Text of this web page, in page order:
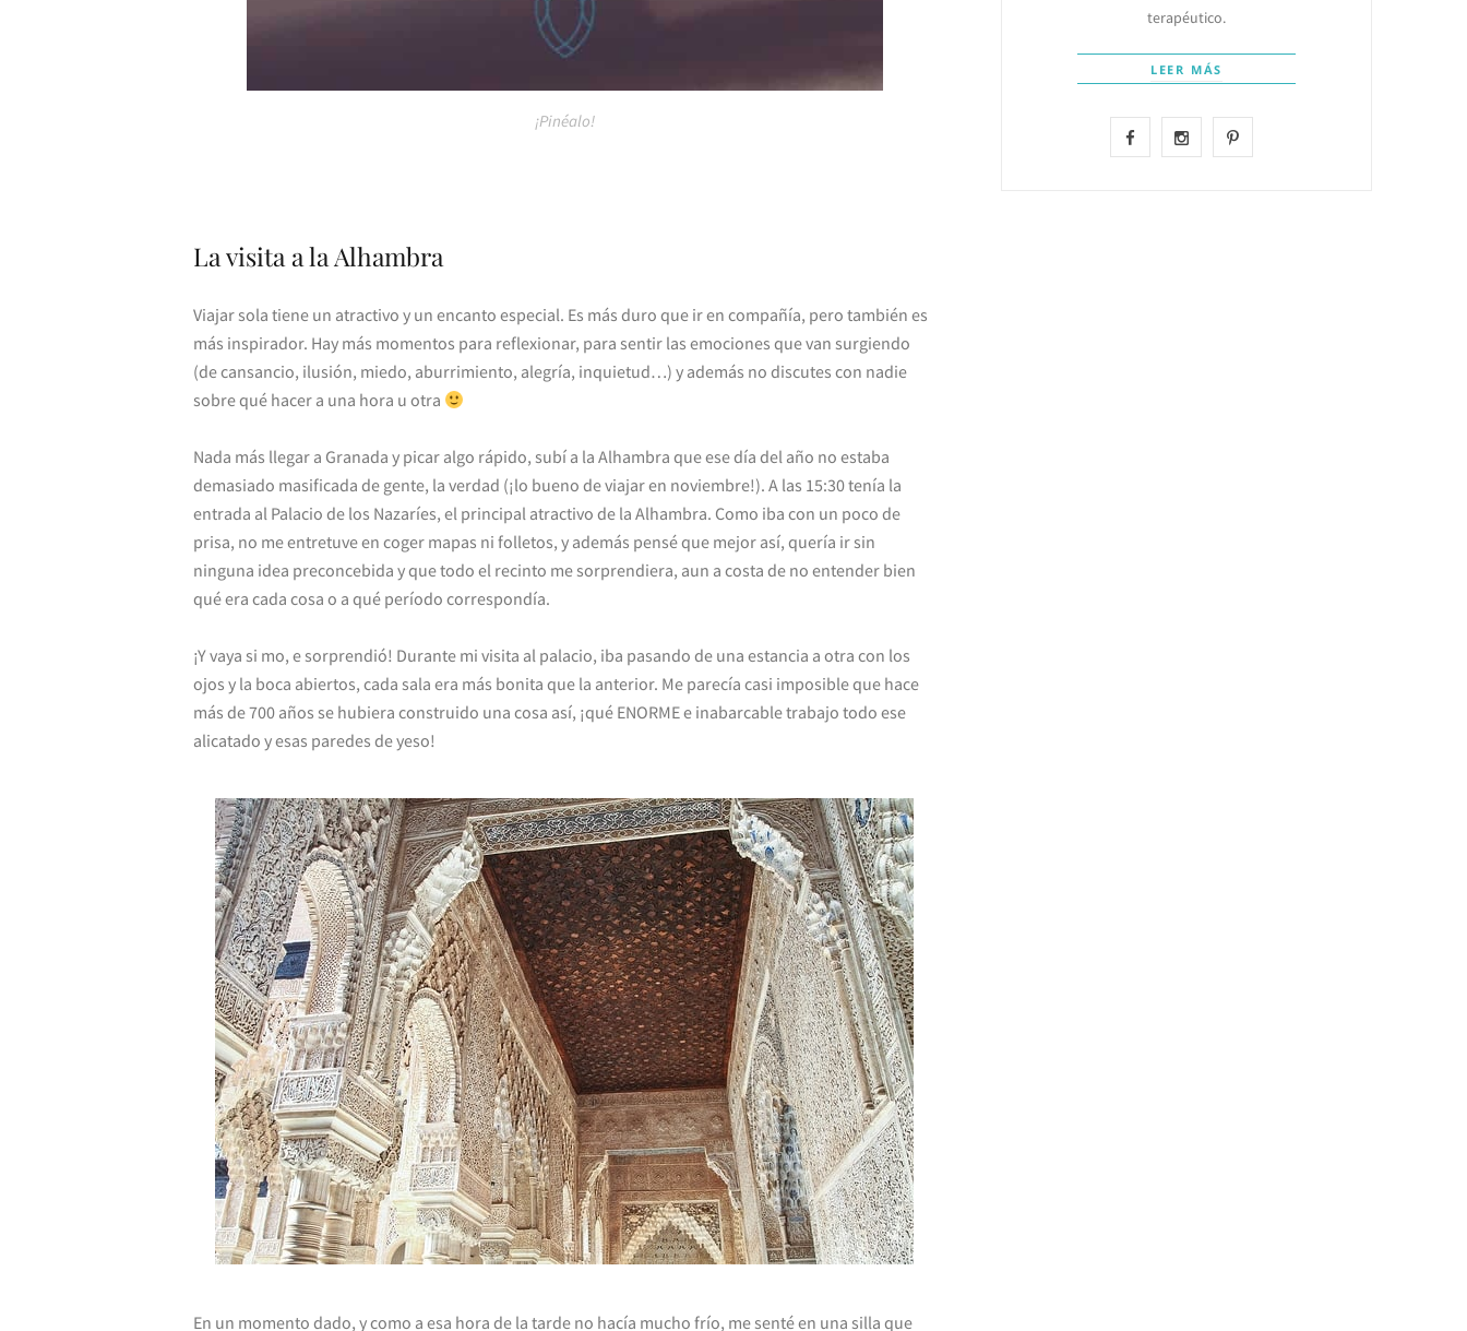
¡Pinéalo!
La visita a la Alhambra
Viajar sola tiene un atractivo y un encanto especial. Es más duro que ir en compañía, pero también es
más inspirador. Hay más momentos para reflexionar, para sentir las emociones que van surgiendo
(de cansancio, ilusión, miedo, aburrimiento, alegría, inquietud…) y además no discutes con nadie
sobre qué hacer a una hora u otra
Nada más llegar a Granada y picar algo rápido, subí a la Alhambra que ese día del año no estaba
demasiado masificada de gente, la verdad (¡lo bueno de viajar en noviembre!). A las 15:30 tenía la
entrada al Palacio de los Nazaríes, el principal atractivo de la Alhambra. Como iba con un poco de
prisa, no me entretuve en coger mapas ni folletos, y además pensé que mejor así, quería ir sin
ninguna idea preconcebida y que todo el recinto me sorprendiera, aun a costa de no entender bien
qué era cada cosa o a qué período correspondía.
¡Y vaya si mo, e sorprendió! Durante mi visita al palacio, iba pasando de una estancia a otra con los
ojos y la boca abiertos, cada sala era más bonita que la anterior. Me parecía casi imposible que hace
más de 700 años se hubiera construido una cosa así, ¡qué ENORME e inabarcable trabajo todo ese
alicatado y esas paredes de yeso!
En un momento dado, y como a esa hora de la tarde no hacía mucho frío, me senté en una silla que
terapéutico.
LEER MÁS
F
I
P